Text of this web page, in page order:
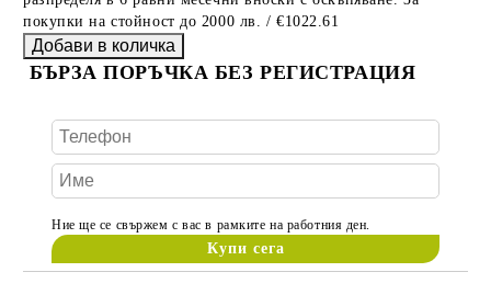
покупки на стойност до 2000 лв. / €1022.61
БЪРЗА ПОРЪЧКА БЕЗ РЕГИСТРАЦИЯ
Ние ще се свържем с вас в рамките на работния ден.